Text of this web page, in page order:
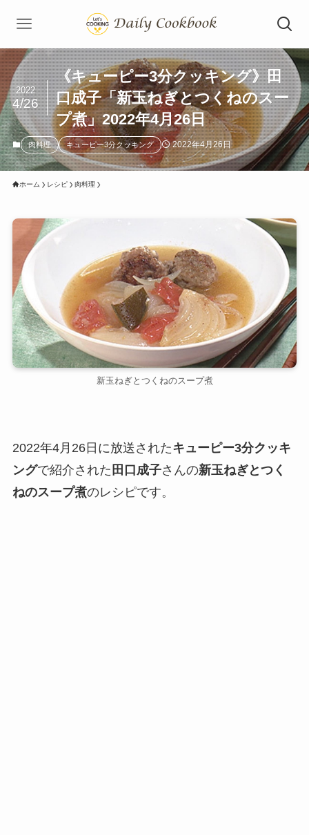
《キューピー3分クッキング》田
口成子「新玉ねぎとつくねのスー
プ煮」2022年4月26日
2022
4/26
肉料理 キューピー3分クッキング 2022年4月26日
ホーム レシピ 肉料理
新玉ねぎとつくねのスープ煮
2022年4月26日に放送されたキューピー3分クッキ
ングで紹介された 田口成子さんの新玉ねぎとつく
ねのスープ煮のレシピです。